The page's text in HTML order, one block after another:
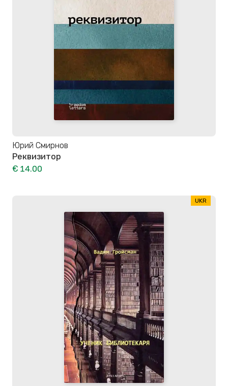
Юрий Смирнов
Реквизитор
€ 14.00
UKR